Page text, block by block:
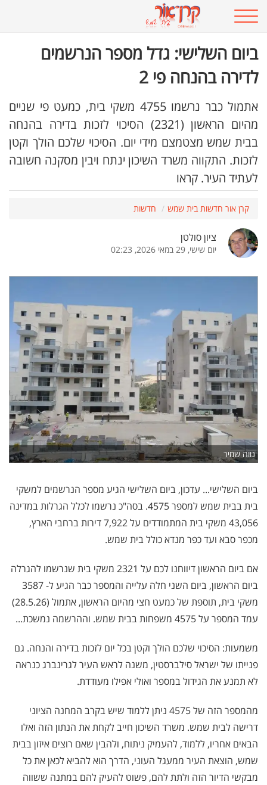
ביום השלישי: גדל מספר הנרשמים
לדירה בהנחה פי 2
אתמול כבר נרשמו 4755 משקי בית, כמעט פי שניים
מהיום הראשון (2321) הסיכוי לזכות בדירה בהנחה
בבית שמש מצטמצם מידי יום. הסיכוי שלכם הולך וקטן
לזכות. התקווה משרד השיכון ינתח ויבין מסקנה חשובה
לעתיד העיר. קראו
קרן אור חדשות בית שמש חדשות
ציון סולטן
יום שישי, 29 במאי 2026, 02:23
נווה שמיר
ביום השלישי... עדכון, ביום השלישי הגיע מספר הנרשמים למשקי
בית בבית שמש למספר 4575. בסה"כ נרשמו לכלל הגרלות במדינה
43,056 משקי בית המתמודדים על 7,922 דירות ברחבי הארץ,
מכפר סבא ועד כפר מנדא כולל בית שמש.
אם ביום הראשון דיווחנו לכם על 2321 משקי בית שנרשמו להגרלה
ביום הראשון, ביום השני חלה עלייה והמספר כבר הגיע ל- 3587
משקי בית, תוספת של כמעט חצי מהיום הראשון, אתמול (28.5.26)
עמד המספר על 4575 משפחות בבית שמש. וההרשמה נמשכת...
משמעות: הסיכוי שלכם הולך וקטן בכל יום לזכות בדירה והנחה. גם
פנייתו של ישראל סילברסטין, משנה לראש העיר לגרינברג כנראה
לא תמנע את הגידול במספר ואולי אפילו מעודדת.
מהמספר הזה של 4575 ניתן ללמוד שיש בקרב המחנה הציוני
דרישה לבית שמש. משרד השיכון חייב לקחת את הנתון הזה ואלו
הבאים אחריו, ללמוד, להעמיק ניתוח, ולהבין שאם רוצים איזון בבית
שמש, הוצאת העיר ממעגל העוני, הדרך הוא להביא לכאן את כל
מבקשי הדיור הזה ולתת להם, פשוט להעיק להם במתנה ששווה